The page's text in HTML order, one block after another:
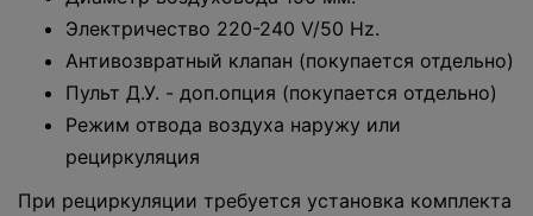
Электричество 220-240 V/50 Hz.
Антивозвратный клапан (покупается отдельно)
Пульт Д.У. - доп.опция (покупается отдельно)
Режим отвода воздуха наружу или
рециркуляция
При рециркуляции требуется установка комплекта